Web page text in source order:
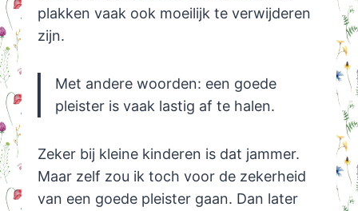
plakken vaak ook moeilijk te verwijderen
zijn.
Met andere woorden: een goede
pleister is vaak lastig af te halen.
Zeker bij kleine kinderen is dat jammer.
Maar zelf zou ik toch voor de zekerheid
van een goede pleister gaan. Dan later